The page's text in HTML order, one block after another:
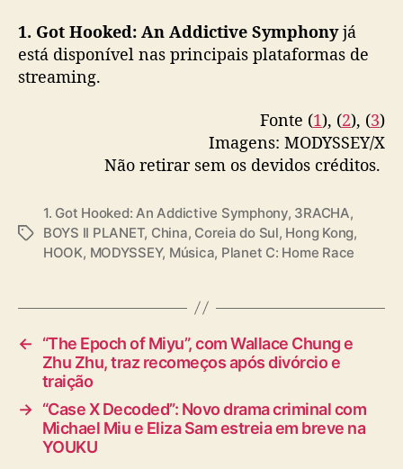
1. Got Hooked: An Addictive Symphonyjá
está disponível nas principais plataformas de
streaming.
Fonte (1), (2), (3)
Imagens: MODYSSEY/X
Não retirar sem os devidos créditos.
T
1. Got Hooked: An Addictive Symphony, 3RACHA,
BOYS II PLANET, China, Coreia do Sul, Hong Kong,
HOOK, MODYSSEY, Música, Planet C: Home Race
←
“The Epoch of Miyu”, com Wallace Chung e
Zhu Zhu, traz recomeços após divórcio e
traição
→ “Case X Decoded”: Novo drama criminal com
Michael Miu e Eliza Sam estreia em breve na
YOUKU